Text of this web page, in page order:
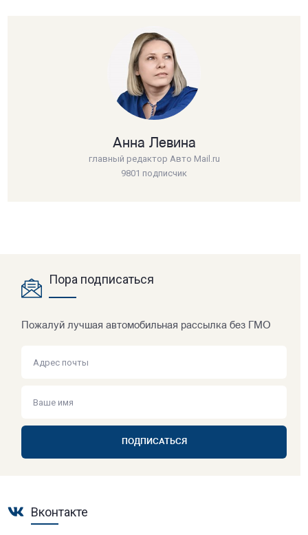
Анна Левина
главный редактор Авто Mail.ru
9801 подписчик
Пора подписаться
Пожалуй лучшая автомобильная рассылка без ГМО
ПОДПИСАТЬСЯ
Вконтакте